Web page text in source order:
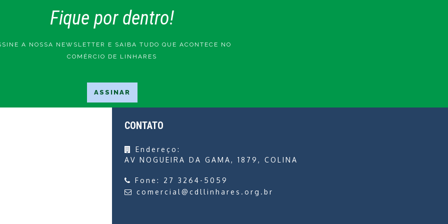
Fique por dentro!
A NOSSA NEWSLETTER E SAIBA TUDO QUE ACONTECE NO
COMÉRCIO DE LINHARES
CONTATO
Endereço:
AV NOGUEIRA DA GAMA, 1879, COLINA
Fone: 27 3264-5059
comercial@cdllinhares.org.br